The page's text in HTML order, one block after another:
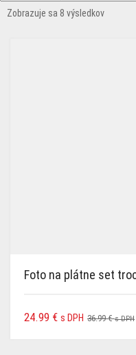
Zobrazuje sa 8 výsledkov
Foto na plátne set
36.99€ s DPH
24.99 € s DPH